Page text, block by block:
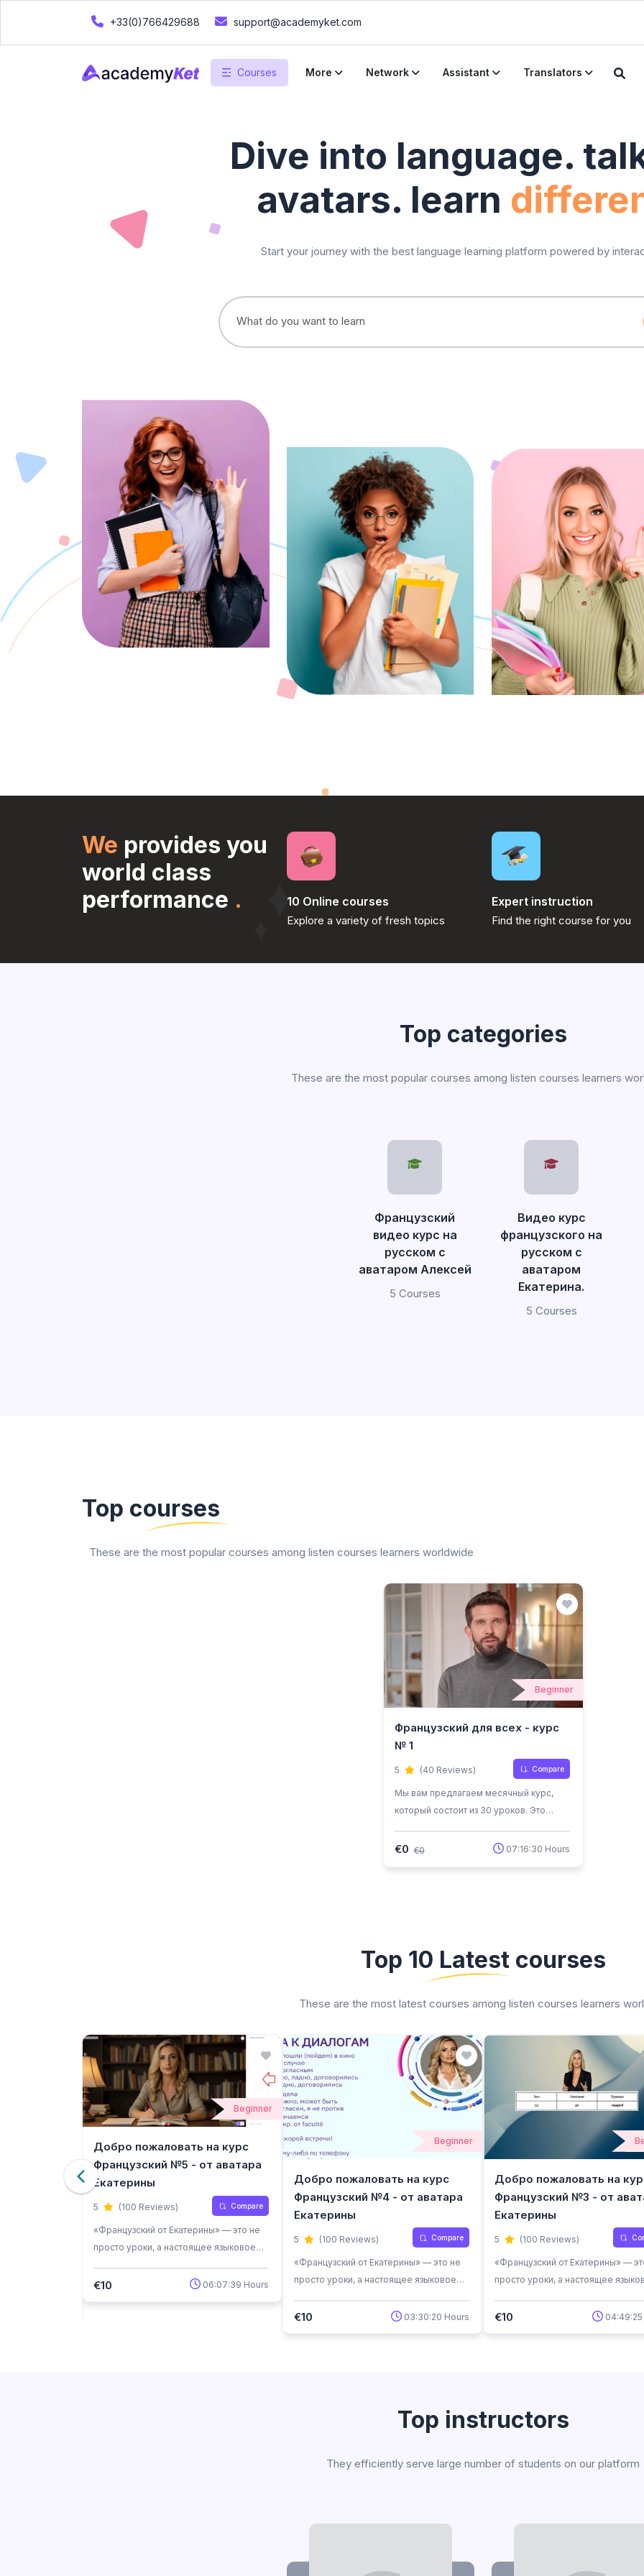
+33(0)766429688 support@academyket.com
Courses More Network Assistant Translators
Dive into language.
avatars. learn
Start your journey with the best language learning platform powered by
We provides you
world class
performance . 10 Online courses
Explore a variety of fresh topics
Expert instruction
Find the right course for you
Top categories
These are the most popular courses among listen courses learners
Французский
видео курс на
русском с
аватаром Алексей
5 Courses
Видео курс
французского на
русском с
аватаром
Екатерина.
5 Courses
Top courses
These are the most popular courses among listen courses learners worldwide
Beginner
Французский для всех - курс
№ 1
5 (40 Reviews) Compare
Мы вам предлагаем месячный курс,
который состоит из 30 уроков. Это
попробовать и решить подходит такое
€0 €0 07:16:30 Hours
Top 10 Latest courses
These are the most latest courses among listen courses learners
Beginner
Добро пожаловать на курс
Французский №5 - от аватара
Екатерины
5 (100 Reviews) Compare
«Французский от Екатерины» — это не
просто уроки, а настоящее языковое
€10 06:07:39 Hours
Beginner
Добро пожаловать на курс
Французский №4 - от аватара
Екатерины
5 (100 Reviews) Compare
«Французский от Екатерины» — это не
просто уроки, а настоящее языковое
€10 03:30:20 Hours
Добро пожаловать на
Французский №3 - от
Екатерины
5 (100 Reviews)
«Французский от Екатерины» —
просто уроки, а настоящее
€10
Top instructors
They efficiently serve large number of students on our platform